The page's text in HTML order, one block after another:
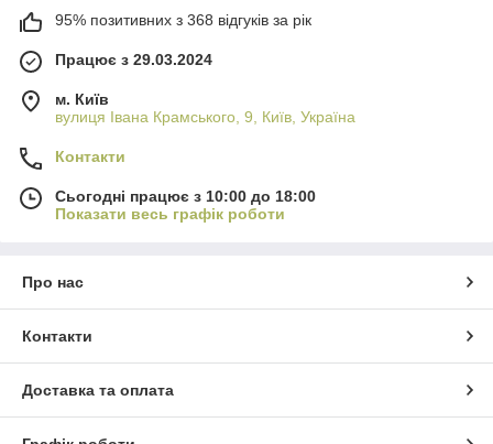
95% позитивних з 368 відгуків за рік
Працює з 29.03.2024
м. Київ
вулиця Івана Крамського, 9, Київ, Україна
Контакти
Сьогодні працює з 10:00 до 18:00
Показати весь графік роботи
Про нас
Контакти
Доставка та оплата